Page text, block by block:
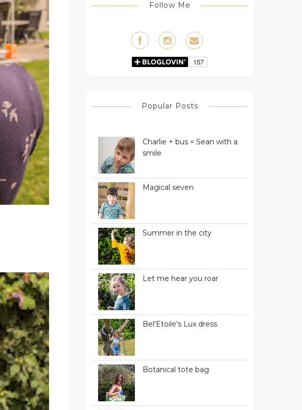
Follow Me
Popular Posts
Charlie + bus = Sean with a
smile
Magical seven
Summer in the city
Let me hear you roar
Bel'Etoile's Lux dress
Botanical tote bag